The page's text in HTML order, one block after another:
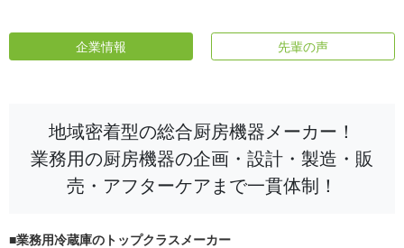
企業情報 先輩の声
地域密着型の総合厨房機器メーカー！
業務用の厨房機器の企画・設計・製造・販
売・アフターケアまで一貫体制！
■業務用冷蔵庫のトップクラスメーカー